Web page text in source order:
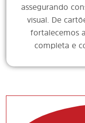
assegurando
visual. De
fortalecemos
completa e